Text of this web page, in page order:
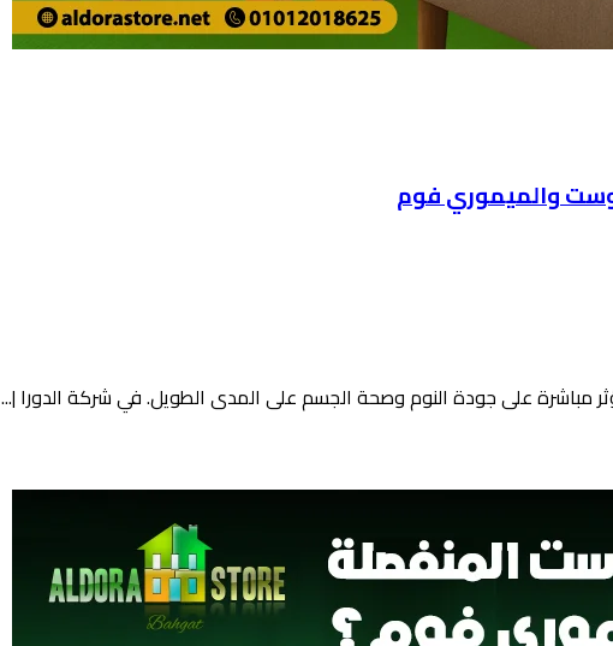
والميموري فوم
يؤثر مباشرة على جودة النوم وصحة الجسم على المدى الطويل. في شركة الدورا |...